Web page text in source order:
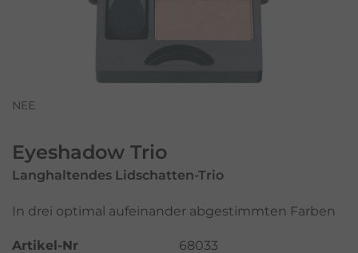
NEE
Eyeshadow Trio
Langhaltendes Lidschatten-Trio
In drei optimal aufeinander abgestimmten Farben
Artikel-Nr
68033